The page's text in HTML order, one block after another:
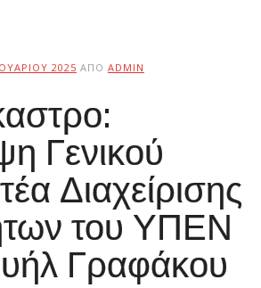
2025 ΑΠΌ ADMIN
Γενικού
Διαχείρισης
του ΥΠΕΝ
Γραφάκου